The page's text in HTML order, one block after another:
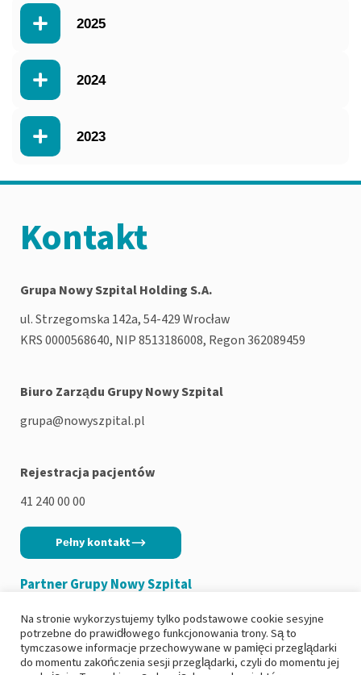
2025
2024
2023
Kontakt
Grupa Nowy Szpital Holding S.A.
ul. Strzegomska 142a, 54-429 Wrocław
KRS 0000568640, NIP 8513186008, Regon 362089459
Biuro Zarządu Grupy Nowy Szpital
grupa@nowyszpital.pl
Rejestracja pacjentów
41 240 00 00
Pełny kontakt
Partner Grupy Nowy Szpital
Na stronie wykorzystujemy tylko podstawowe cookie sesyjne
potrzebne do prawidłowego funkcjonowania trony. Są to
tymczasowe informacje przechowywane w pamięci przeglądarki
do momentu zakończenia sesji przeglądarki, czyli do momentu jej